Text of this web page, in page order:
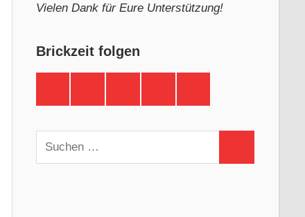
Vielen Dank für Eure Unterstützung!
Brickzeit folgen
Suchen
nach: